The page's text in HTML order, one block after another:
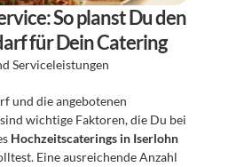
So planst Du den
für Dein Catering
Serviceleistungen
und die angebotenen
wichtige Faktoren, die Du bei
Hochzeitscaterings in Iserlohn
Eine ausreichende Anzahl